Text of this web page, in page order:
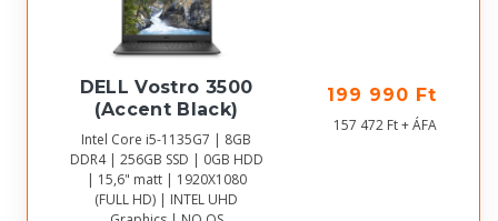
DELL Vostro 3500
(Accent Black)
Intel Core i5-1135G7 | 8GB
DDR4 | 256GB SSD | 0GB HDD
| 15,6" matt | 1920X1080
(FULL HD) | INTEL UHD
199 990 Ft
157 472 Ft + ÁFA